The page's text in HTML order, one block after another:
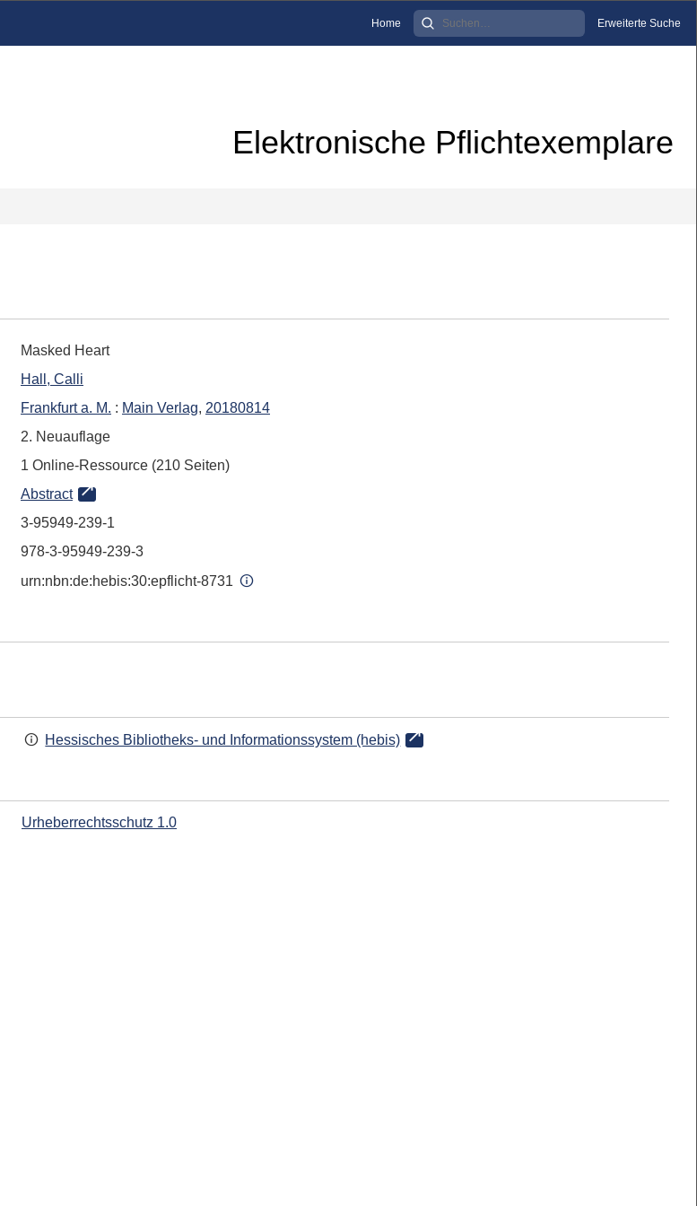
Home Erweiterte Suche
Elektronische Pflichtexemplare
Masked Heart
Hall, Calli
Frankfurt a. M. : Main Verlag, 20180814
2. Neuauflage
1 Online-Ressource (210 Seiten)
Abstract
3-95949-239-1
978-3-95949-239-3
urn:nbn:de:hebis:30:epflicht-8731
Hessisches Bibliotheks- und Informationssystem (hebis)
Urheberrechtsschutz 1.0